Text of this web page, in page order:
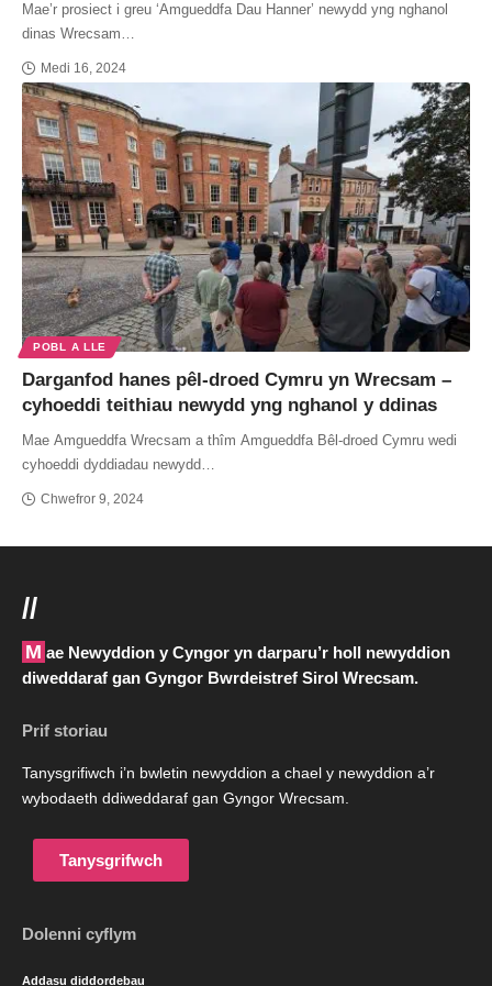
Mae’r prosiect i greu ‘Amgueddfa Dau Hanner’ newydd yng nghanol
dinas Wrecsam…
Medi 16, 2024
POBL A LLE
Darganfod hanes pêl-droed Cymru yn Wrecsam –
cyhoeddi teithiau newydd yng nghanol y ddinas
Mae Amgueddfa Wrecsam a thîm Amgueddfa Bêl-droed Cymru wedi
cyhoeddi dyddiadau newydd…
Chwefror 9, 2024
//
Mae Newyddion y Cyngor yn darparu’r holl newyddion
diweddaraf gan Gyngor Bwrdeistref Sirol Wrecsam.
Prif storiau
Tanysgrifiwch i’n bwletin newyddion a chael y newyddion a’r
wybodaeth ddiweddaraf gan Gyngor Wrecsam.
Tanysgrifwch
Dolenni cyflym
Addasu diddordebau